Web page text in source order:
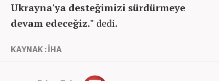
Ukrayna'ya desteğimizi sürdürmeye
devam edeceğiz." dedi.
KAYNAK : İHA